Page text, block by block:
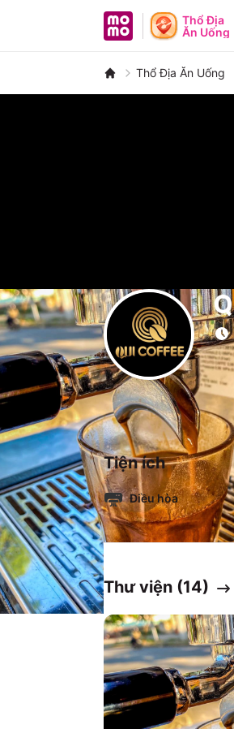
MoMo - Ứng dụng
Thổ Địa
Ăn Uống
Thổ Địa Ăn Uống
Tiện ích
Điều hòa
Thư viện (14)